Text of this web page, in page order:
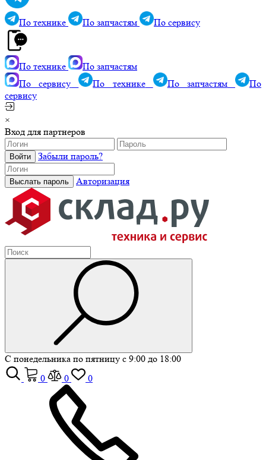
По технике По запчастям По сервису
По технике
По запчастям
По сервису
По технике По запчастям
По
сервису
×
Вход для партнеров
Забыли пароль?
Авторизация
С понедельника по пятницу с 9:00 до 18:00
0
0 0